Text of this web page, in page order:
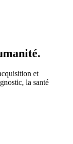
et
la santé